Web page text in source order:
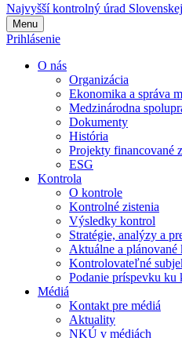
Najvyšší kontrolný úrad
Menu
Prihlásenie
O nás
Organizácia
Ekonomika a správa
Medzinárodna
Dokumenty
História
Projekty financované
ESG
Kontrola
O kontrole
Kontrolné zistenia
Výsledky kontrol
Stratégie, analýzy a
Aktuálne a
Kontrolovateľné
Podanie príspevku ku
Médiá
Kontakt pre médiá
Aktuality
NKÚ v médiách